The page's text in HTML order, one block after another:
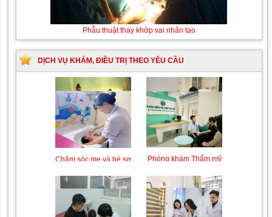
Phẫu thuật thay khớp vai nhân tạo
DỊCH VỤ KHÁM, ĐIỀU TRỊ THEO YÊU CẦU
Trung tâm chăm sóc mẹ
bầu và sau sinh
Khám bệnh nhân mắc
các bệnh lý về xương,
khớp